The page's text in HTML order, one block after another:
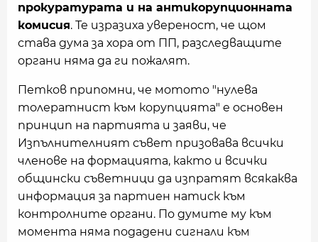
прокуратурата и на антикорупционната
комисия. Те изразиха увереност, че щом
става дума за хора от ПП, разследващите
органи няма да ги пожалят.
Петков припомни, че мотото "нулева
толератнист към корупцията" е основен
принцип на партията и заяви, че
Изпълнителният съвет призовава всички
членове на формацията, както и всички
общински съветници да изпратят всякаква
информация за партиен натиск към
контролните органи. По думите му към
момента няма подадени сигнали към